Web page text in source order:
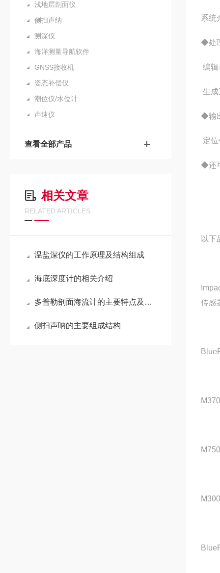
浅地层剖面仪
侧扫声纳
测深仪
海洋测量导航软件
GNSS接收机
姿态补偿仪
潮位仪/水位计
声速仪
查看全部产品
相关文章
RELATED ARTICLES
温盐深仪的工作原理及结构组成
海底深度计的相关介绍
多普勒剖面海流计的主要特点及结构组成
侧扫声呐的主要组成结构
系统
◆处
编
生
◆输
定
◆还
以下
传感